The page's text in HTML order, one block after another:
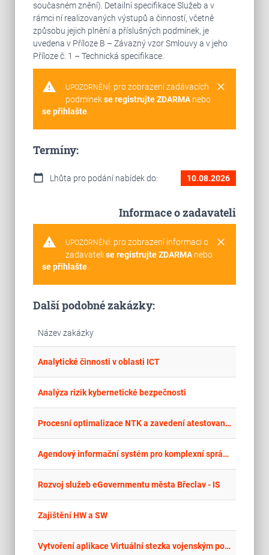
současném znění). Detailní specifikace Služeb a v
rámci ní realizovaných výstupů a činností, včetně
způsobu jejich plnění a příslušných podmínek, je
uvedena v Příloze B – Závazný vzor Smlouvy a v jeho
Příloze č. 1 – Technická specifikace.
warning clear
UPOZORNĚNÍ: pro zobrazení zadávacích
podmínekse registrujte ZDARMAnebo
se přihlašte.
Termíny:
calendar_today Lhůta pro podání nabídek do: 10.08.2026
Informace o zadavateli
warning clear
UPOZORNĚNÍ: pro zobrazení informací o
zadavateli se registrujte ZDARMAnebo
se přihlašte.
Další podobné zakázky:
Název zakázky
Analytické činnosti v oblasti ICT
Analýza rizik kybernetické bezpečnosti
Procesní optimalizace NTK a zavedení atestovaného eSSL – analýza, návrh řešení, odborná podpora
Agendový informační systém pro komplexní správu městského úřadu Česká Třebová
Rozvoj služeb eGovernmentu města Břeclav - IS
Zajištění HW a SW
Vytvoření aplikace Virtuální stezka vojenským podzemím pro projekt Poznáváme pohraniční opevnění